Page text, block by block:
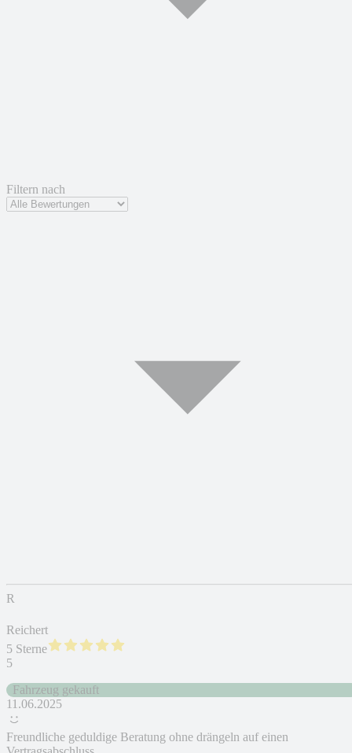
Filtern nach
R
Reichert
5 Sterne
5
Fahrzeug gekauft
11.06.2025
Freundliche geduldige Beratung ohne drängeln auf einen